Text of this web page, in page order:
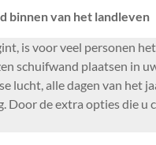
binnen van het landleven
is voor veel personen
schuifwand plaatsen in
lucht, alle dagen van het
Door de extra opties die u